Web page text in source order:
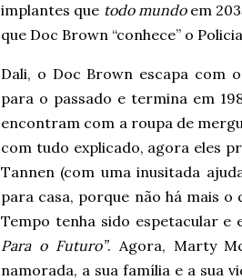
implantes que todo mundoem
que Doc Brown “conhece” o
Dali, o Doc Brown escapa com
para o passado e termina em
encontram com a roupa de
com tudo explicado, agora eles
Tannen (com uma inusitada
para casa, porque não há mais
Tempo tenha sido espetacular e
Para o Futuro”. Agora, Marty
namorada, a sua família e a sua